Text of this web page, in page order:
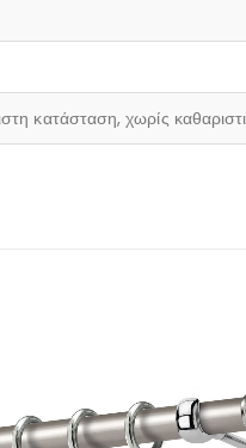
κατάσταση, χωρίς